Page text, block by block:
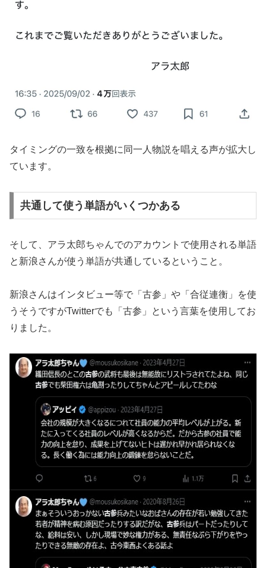
タイミングの一致を根拠に同一人物説を唱える声が拡大し
ています。
共通して使う単語がいくつかある
そして、アラ太郎ちゃんでのアカウントで使用される単語
と新浪さんが使う単語が共通しているということ。
新浪さんはインタビュー等で「古参」や「合従連衡」を使
うそうですがTwitterでも「古参」という言葉を使用してお
りました。